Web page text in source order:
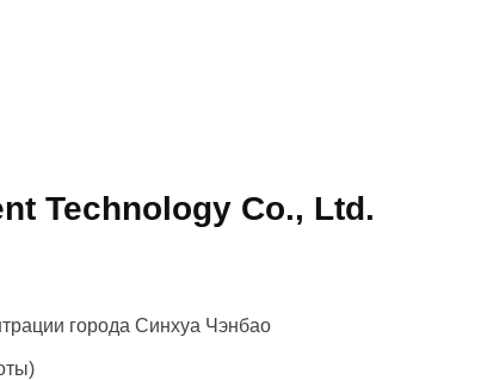
Technology Co., Ltd.
города Синхуа Чэнбао